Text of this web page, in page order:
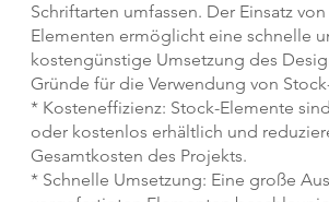
Schriftarten umfassen. Der Einsatz
Elementen ermöglicht eine schnelle
kostengünstige Umsetzung des
Gründe für die Verwendung von
* Kosteneffizienz: Stock-Elemente
oder kostenlos erhältlich und
Gesamtkosten des Projekts.
* Schnelle Umsetzung: Eine große